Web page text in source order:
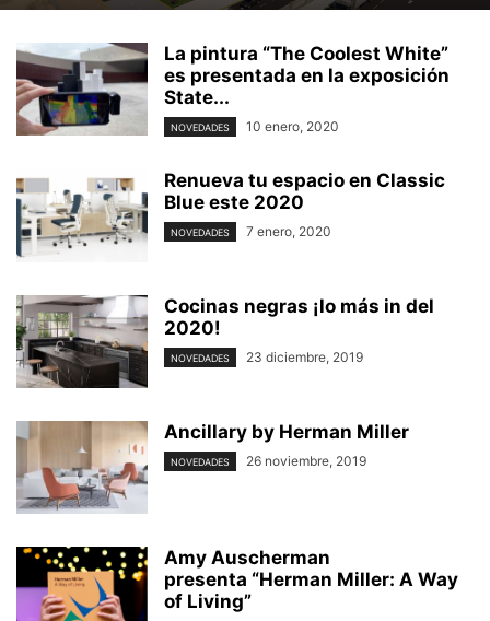
La pintura “The Coolest White”
es presentada en la exposición
State...
NOVEDADES 10 enero, 2020
Renueva tu espacio en Classic
Blue este 2020
NOVEDADES 7 enero, 2020
Cocinas negras ¡lo más in del
2020!
NOVEDADES 23 diciembre, 2019
Ancillary by Herman Miller
NOVEDADES 26 noviembre, 2019
Amy Auscherman
presenta “Herman Miller: A Way
of Living”